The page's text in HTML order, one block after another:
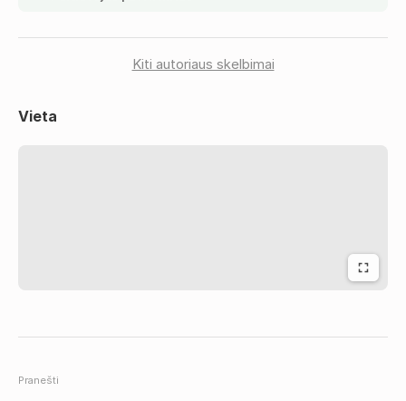
Kiti autoriaus skelbimai
Dirbu greitai, atsakingai ir orientuojuosi į kokybišką
variantą pagal jūsų biudžetą.
Vieta
Pranešti